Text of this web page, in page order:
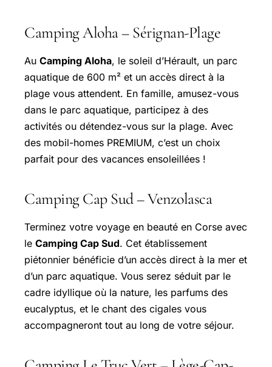
Camping Aloha – Sérignan-Plage
Au Camping Aloha, le soleil d’Hérault, un parc
aquatique de 600 m² et un accès direct à la
plage vous attendent. En famille, amusez-vous
dans le parc aquatique, participez à des
activités ou détendez-vous sur la plage. Avec
des mobil-homes PREMIUM, c’est un choix
parfait pour des vacances ensoleillées !
Camping Cap Sud – Venzolasca
Terminez votre voyage en beauté en Corse avec
le Camping Cap Sud. Cet établissement
piétonnier bénéficie d’un accès direct à la mer et
d’un parc aquatique. Vous serez séduit par le
cadre idyllique où la nature, les parfums des
eucalyptus, et le chant des cigales vous
accompagneront tout au long de votre séjour.